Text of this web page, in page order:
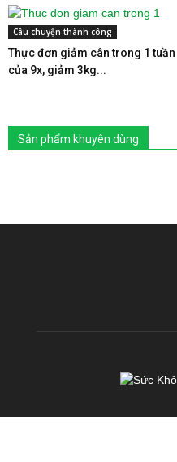
Câu chuyện thành công
Thực đơn giảm cân trong 1 tuần
của 9x, giảm 3kg...
Sản phẩm khuyên dùng